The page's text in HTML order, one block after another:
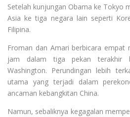
Setelah kunjungan Obama ke Tokyo
Asia ke tiga negara lain seperti
Filipina.
Froman dan Amari berbicara empat
jam dalam tiga pekan terakhir
Washington. Perundingan lebih
utama yang terjadi dalam
ancaman kebangkitan China.
Namun, sebaliknya kegagalan